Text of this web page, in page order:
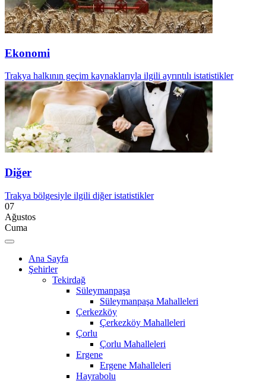
Ekonomi
Trakya halkının geçim kaynaklarıyla ilgili ayrıntılı istatistikler
Diğer
Trakya bölgesiyle ilgili diğer istatistikler
07
Ağustos
Cuma
Ana Sayfa
Şehirler
Tekirdağ
Süleymanpaşa
Süleymanpaşa Mahalleleri
Çerkezköy
Çerkezköy Mahalleleri
Çorlu
Çorlu Mahalleleri
Ergene
Ergene Mahalleleri
Hayrabolu